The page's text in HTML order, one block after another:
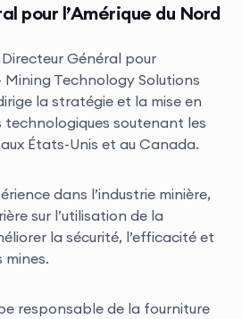
pour l’Amérique du Nord
Général pour
Mining Technology Solutions
la stratégie et la mise en
soutenant les
États-Unis et au Canada.
dans l’industrie minière,
sur l’utilisation de la
la sécurité, l’efficacité et
mines.
responsable de la fourniture